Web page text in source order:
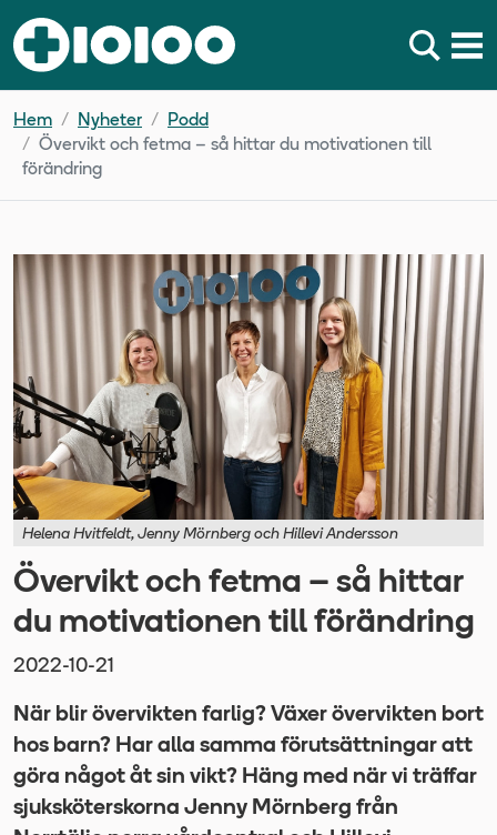
Hem Nyheter
Podd
Övervikt och fetma – så hittar du motivationen till
förändring
Helena Hvitfeldt, Jenny Mörnberg och Hillevi Andersson
Övervikt och fetma – så hittar
du motivationen till förändring
2022-10-21
När blir övervikten farlig? Växer övervikten bort
hos barn? Har alla samma förutsättningar att
göra något åt sin vikt? Häng med när vi träffar
sjuksköterskorna Jenny Mörnberg från